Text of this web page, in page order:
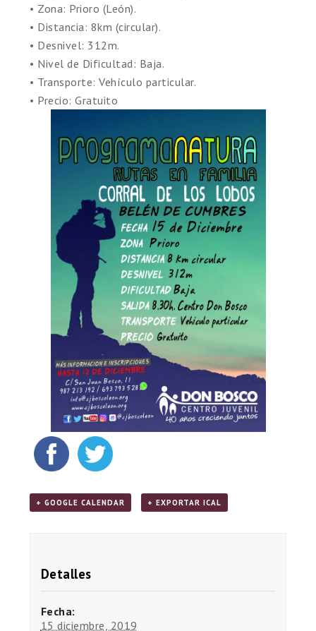
• Zona: Prioro (León).
• Distancia: 8km (circular).
• Desnivel: 312m.
• Nivel de Dificultad: Baja.
• Transporte: Vehículo particular.
• Precio: Gratuito
+ GOOGLE CALENDAR + EXPORTAR ICAL
Detalles
Fecha:
15 diciembre, 2019